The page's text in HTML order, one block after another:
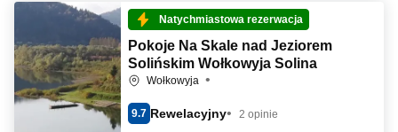
Natychmiastowa rezerwacja
Pokoje Na Skale nad Jeziorem
Solińskim Wołkowyja Solina
Wołkowyja
9.7 Rewelacyjny 2 opinie